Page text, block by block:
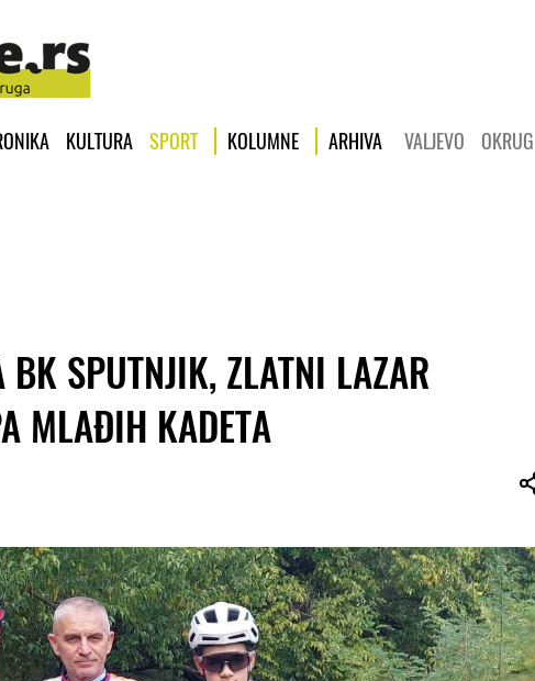
KULTURA SPORT KOLUMNE ARHIVA VALJEVO OKRUG
BK SPUTNJIK, ZLATNI LAZAR
MLAĐIH KADETA